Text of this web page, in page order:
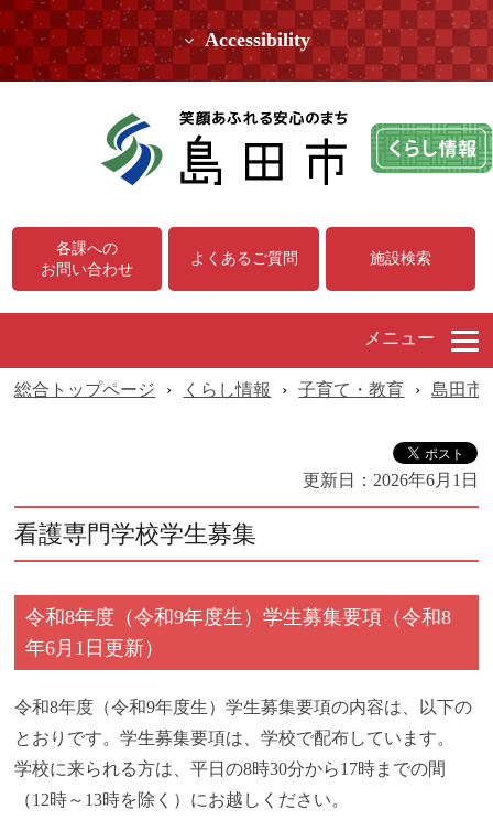
Accessibility
各課への
お問い合わせ
よくあるご質問 施設検索
メニュー
総合トップページ › くらし情報 › 子育て・教育 › 島田市
更新日： 2026年6月1日
看護専門学校学生募集
令和8年度（令和9年度生）学生募集要項（令和8
年6月1日更新）
令和8年度（令和9年度生）学生募集要項の内容は、以下の
とおりです。学生募集要項は、学校で配布しています。
学校に来られる方は、平日の8時30分から17時までの間
（12時～13時を除く）にお越しください。